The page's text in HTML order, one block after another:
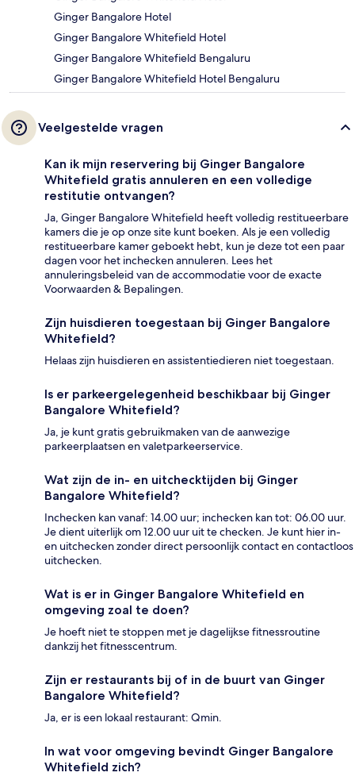
Ginger Bangalore Hotel
Ginger Bangalore Whitefield Hotel
Ginger Bangalore Whitefield Bengaluru
Ginger Bangalore Whitefield Hotel Bengaluru
Veelgestelde vragen
Kan ik mijn reservering bij Ginger Bangalore
Whitefield gratis annuleren en een volledige
restitutie ontvangen?
Ja, Ginger Bangalore Whitefield heeft volledig restitueerbare
kamers die je op onze site kunt boeken. Als je een volledig
restitueerbare kamer geboekt hebt, kun je deze tot een paar
dagen voor het inchecken annuleren. Lees het
annuleringsbeleid van de accommodatie voor de exacte
Voorwaarden & Bepalingen.
Zijn huisdieren toegestaan bij Ginger Bangalore
Whitefield?
Helaas zijn huisdieren en assistentiedieren niet toegestaan.
Is er parkeergelegenheid beschikbaar bij Ginger
Bangalore Whitefield?
Ja, je kunt gratis gebruikmaken van de aanwezige
parkeerplaatsen en valetparkeerservice.
Wat zijn de in- en uitchecktijden bij Ginger
Bangalore Whitefield?
Inchecken kan vanaf: 14.00 uur; inchecken kan tot: 06.00 uur.
Je dient uiterlijk om 12.00 uur uit te checken. Je kunt hier in-
en uitchecken zonder direct persoonlijk contact en contactloos
uitchecken.
Wat is er in Ginger Bangalore Whitefield en
omgeving zoal te doen?
Je hoeft niet te stoppen met je dagelijkse fitnessroutine
dankzij het fitnesscentrum.
Zijn er restaurants bij of in de buurt van Ginger
Bangalore Whitefield?
Ja, er is een lokaal restaurant: Qmin.
In wat voor omgeving bevindt Ginger Bangalore
Whitefield zich?